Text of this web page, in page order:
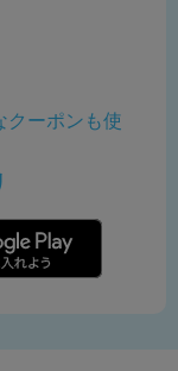
クーポンも使